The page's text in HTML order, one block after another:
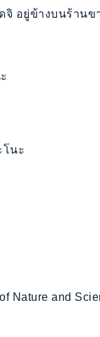
จิ อยู่ข้างบนร้านข
โนะ
Nature and